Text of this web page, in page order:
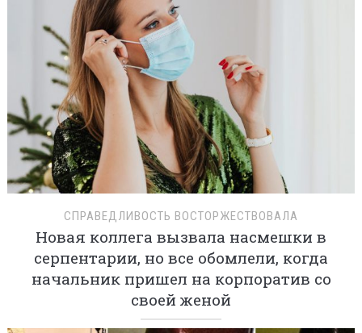
СПРАВЕДЛИВОСТЬ ВОСТОРЖЕСТВОВАЛА
Новая коллега вызвала насмешки в
серпентарии, но все обомлели, когда
начальник пришел на корпоратив со
своей женой